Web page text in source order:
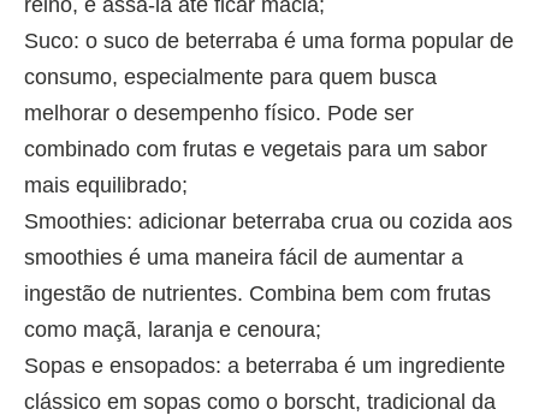
Suco: o suco de beterraba é uma forma popular de
consumo, especialmente para quem busca
melhorar o desempenho físico. Pode ser
combinado com frutas e vegetais para um sabor
mais equilibrado;
Smoothies: adicionar beterraba crua ou cozida aos
smoothies é uma maneira fácil de aumentar a
ingestão de nutrientes. Combina bem com frutas
como maçã, laranja e cenoura;
Sopas e ensopados: a beterraba é um ingrediente
clássico em sopas como o borscht, tradicional da